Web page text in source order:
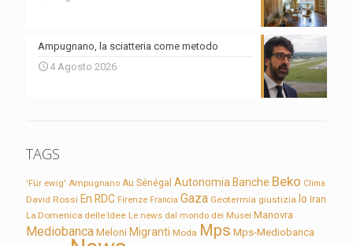
Ampugnano, la sciatteria come metodo
4 Agosto 2026
TAGS
'Für ewig' Ampugnano Au Sénégal Autonomia Banche Beko Clima
David Rossi En RDC Firenze Francia Gaza Geotermia giustizia Io Iran
La Domenica delle Idee Le news dal mondo dei Musei Manovra
Mediobanca Meloni Migranti Moda Mps Mps-Mediobanca